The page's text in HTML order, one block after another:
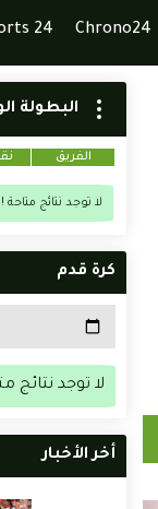
Chrono24
24
البطولة
الفريق
لا توجد نتائج متاحة !!
كرة قدم
لا توجد نتائج
أخر الأخبار